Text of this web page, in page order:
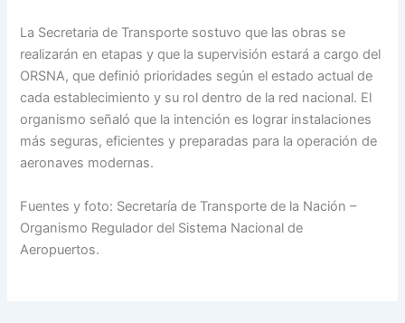
La Secretaria de Transporte sostuvo que las obras se
realizarán en etapas y que la supervisión estará a cargo del
ORSNA, que definió prioridades según el estado actual de
cada establecimiento y su rol dentro de la red nacional. El
organismo señaló que la intención es lograr instalaciones
más seguras, eficientes y preparadas para la operación de
aeronaves modernas.
Fuentes y foto: Secretaría de Transporte de la Nación –
Organismo Regulador del Sistema Nacional de
Aeropuertos.